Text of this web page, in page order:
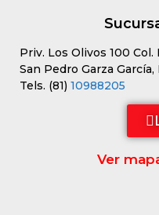
Priv. Los Olivos 100
San Pedro Garza García,
Tels. (81) 10988205
Ver